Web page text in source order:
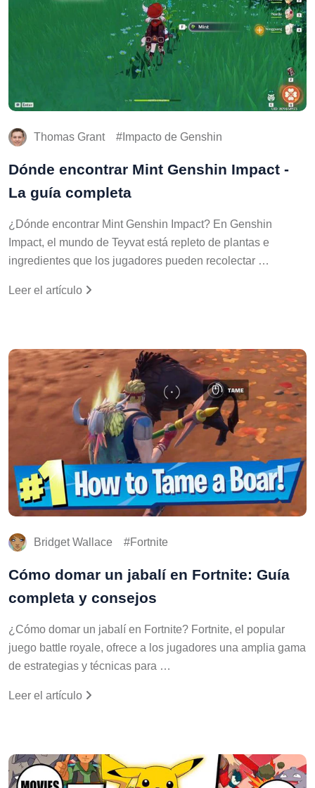
Thomas Grant Impacto de Genshin
Dónde encontrar Mint Genshin Impact -
La guía completa
¿Dónde encontrar Mint Genshin Impact? En Genshin
Impact, el mundo de Teyvat está repleto de plantas e
ingredientes que los jugadores pueden recolectar …
Leer el artículo
Bridget Wallace Fortnite
Cómo domar un jabalí en Fortnite: Guía
completa y consejos
¿Cómo domar un jabalí en Fortnite? Fortnite, el popular
juego battle royale, ofrece a los jugadores una amplia gama
de estrategias y técnicas para …
Leer el artículo